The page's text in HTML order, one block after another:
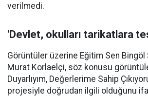
verilmedi.
'Devlet, okulları tarikatlara
Görüntüler üzerine Eğitim Sen Bingöl
Murat Korlaelçi, söz konusu
Duyarlıyım, Değerlerime Sahip
projesiyle doğrudan ilgili olduğunu